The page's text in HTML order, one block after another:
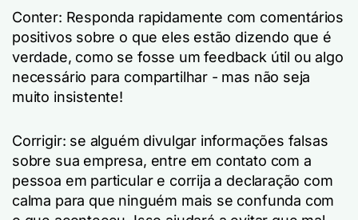
Conter: Responda rapidamente com comentários
positivos sobre o que eles estão dizendo que é
verdade, como se fosse um feedback útil ou algo
necessário para compartilhar - mas não seja
muito insistente!
Corrigir: se alguém divulgar informações falsas
sobre sua empresa, entre em contato com a
pessoa em particular e corrija a declaração com
calma para que ninguém mais se confunda com